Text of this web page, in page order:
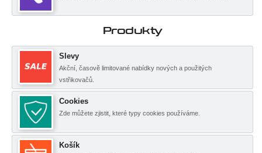
Produkty
Slevy
Akční, časově limitované nabídky nových a použitých
vstřikovačů.
Cookies
Zde můžete zjistit, které typy cookies používáme.
Košík